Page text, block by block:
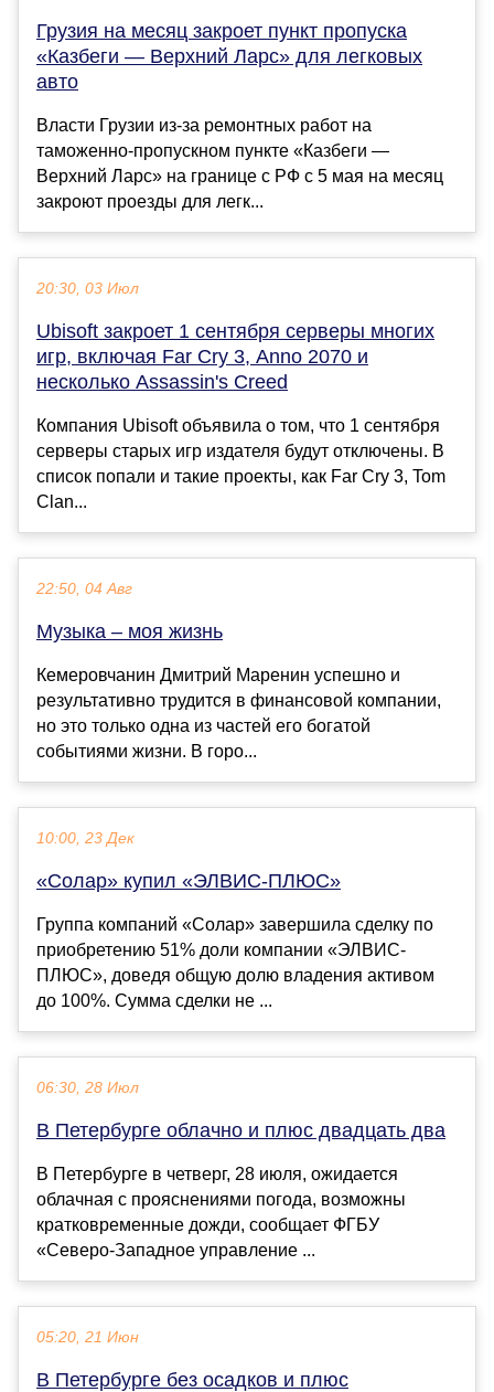
Грузия на месяц закроет пункт пропуска
«Казбеги — Верхний Ларс» для легковых
авто
Власти Грузии из-за ремонтных работ на
таможенно-пропускном пункте «Казбеги —
Верхний Ларс» на границе с РФ с 5 мая на месяц
закроют проезды для легк...
20:30, 03 Июл
Ubisoft закроет 1 сентября серверы многих
игр, включая Far Cry 3, Anno 2070 и
несколько Assassin's Creed
Компания Ubisoft объявила о том, что 1 сентября
серверы старых игр издателя будут отключены. В
список попали и такие проекты, как Far Cry 3, Tom
Clan...
22:50, 04 Авг
Музыка – моя жизнь
Кемеровчанин Дмитрий Маренин успешно и
результативно трудится в финансовой компании,
но это только одна из частей его богатой
событиями жизни. В горо...
10:00, 23 Дек
«Солар» купил «ЭЛВИС-ПЛЮС»
Группа компаний «Солар» завершила сделку по
приобретению 51% доли компании «ЭЛВИС-
ПЛЮС», доведя общую долю владения активом
до 100%. Сумма сделки не ...
06:30, 28 Июл
В Петербурге облачно и плюс двадцать два
В Петербурге в четверг, 28 июля, ожидается
облачная с прояснениями погода, возможны
кратковременные дожди, сообщает ФГБУ
«Северо-Западное управление ...
05:20, 21 Июн
В Петербурге без осадков и плюс